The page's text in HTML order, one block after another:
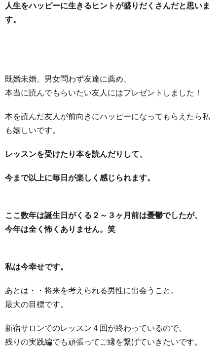
人生をハッピーに生きるヒントが盛りだくさんだと思いま
す。
既婚未婚、男女問わず友達に薦め、
本当に読んでもらいたい友人にはプレゼントしました！
本を読んだ友人が前向きにハッピーになってもらえたら私
も嬉しいです。
レッスンを受けたり本を読んだりして、
今まで以上に毎日が楽しく感じられます。
ここ数年は誕生日がくる２～３ヶ月前は憂鬱でしたが、
今年は全く怖くありません。笑
私は今幸せです。
あとは・・将来を考えられる男性に出会うこと。
最大の目標です。
新宿サロンでのレッスン４回が終わっているので、
残りの実践編でも頑張ってご縁を繋げていきたいです。